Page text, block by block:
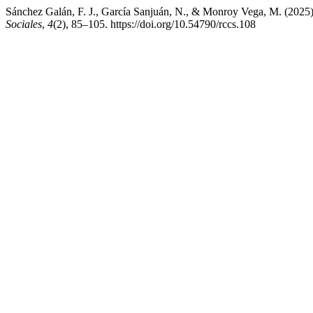
Sánchez Galán, F. J., García Sanjuán, N., & Monroy Vega, M.
Sociales, 4(2), 85–105. https://doi.org/10.54790/rccs.108